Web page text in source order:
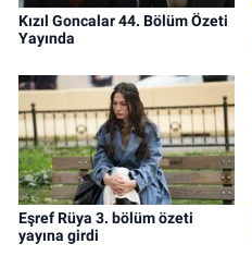
Kızıl Goncalar 44. Bölüm Özeti
Yayında
Eşref Rüya 3. bölüm özeti
yayına girdi